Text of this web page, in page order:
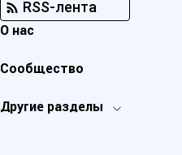
RSS-лента
Другие разделы
О нас
Сообщество